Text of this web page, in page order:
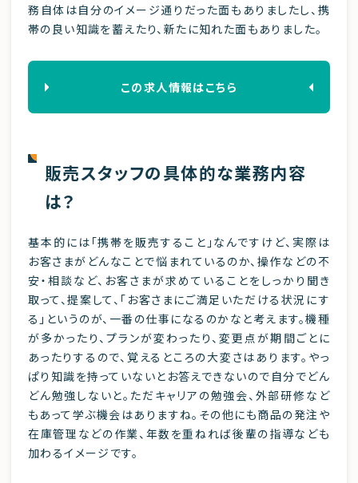
務自体は自分のイメージ通りだった面もありましたし、携
帯の良い知識を蓄えたり、新たに知れた面もありました。
この求人情報はこちら
販売スタッフの具体的な業務内容
は？
基本的には「携帯を販売すること」なんですけど、実際は
お客さまがどんなことで悩まれているのか、操作などの不
安・相談など、お客さまが求めていることをしっかり聞き
取って、提案して、「お客さまにご満足いただける状況にす
る」というのが、一番の仕事になるのかなと考えます。機種
が多かったり、プランが変わったり、変更点が期間ごとに
あったりするので、覚えるところの大変さはあります。やっ
ぱり知識を持っていないとお答えできないので自分でどん
どん勉強しないと。ただキャリアの勉強会、外部研修など
もあって学ぶ機会はありますね。その他にも商品の発注や
在庫管理などの作業、年数を重ねれば後輩の指導なども
加わるイメージです。